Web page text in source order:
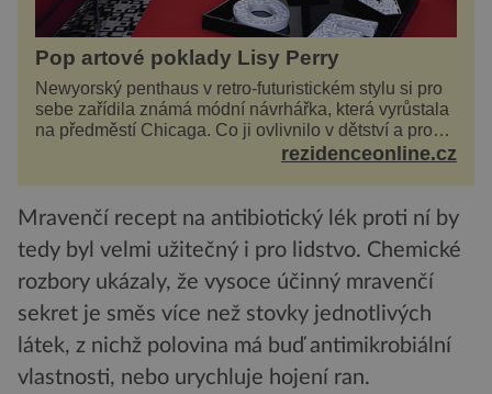
Pop artové poklady Lisy Perry
Newyorský penthaus v retro-futuristickém stylu si pro
sebe zařídila známá módní návrhářka, která vyrůstala
na předměstí Chicaga. Co ji ovlivnilo v dětství a proč
vypadá její domov právě takto? Interié...rezidenceonline.cz
Mravenčí recept na antibiotický lék proti ní by
tedy byl velmi užitečný i pro lidstvo. Chemické
rozbory ukázaly, že vysoce účinný mravenčí
sekret je směs více než stovky jednotlivých
látek, z nichž polovina má buď antimikrobiální
vlastnosti, nebo urychluje hojení ran.